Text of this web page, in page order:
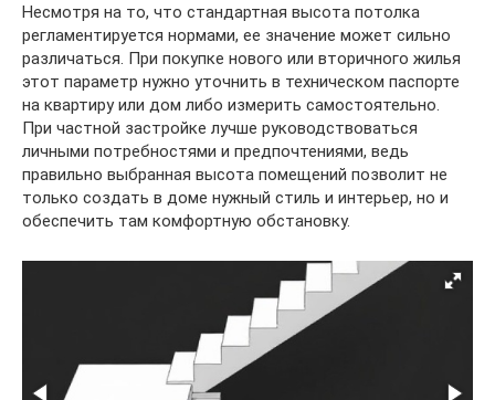
Несмотря на то, что стандартная высота потолка
регламентируется нормами, ее значение может сильно
различаться. При покупке нового или вторичного жилья
этот параметр нужно уточнить в техническом паспорте
на квартиру или дом либо измерить самостоятельно.
При частной застройке лучше руководствоваться
личными потребностями и предпочтениями, ведь
правильно выбранная высота помещений позволит не
только создать в доме нужный стиль и интерьер, но и
обеспечить там комфортную обстановку.